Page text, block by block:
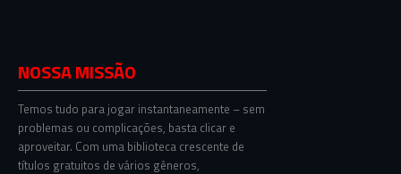
NOSSA MISSÃO
Temos tudo para jogar instantaneamente – sem
problemas ou complicações, basta clicar e
aproveitar. Com uma biblioteca crescente de
títulos gratuitos de vários gêneros,